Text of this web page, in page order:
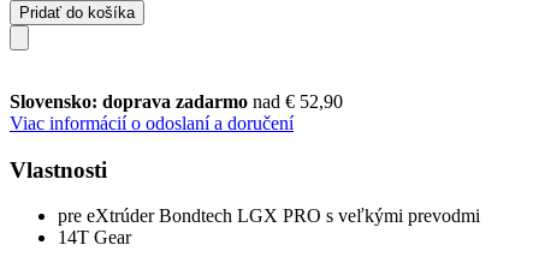
Pridať do košíka
Slovensko: doprava zadarmo nad € 52,90
Viac informácií o odoslaní a doručení
Vlastnosti
pre eXtrúder Bondtech LGX PRO s veľkými prevodmi
14T Gear